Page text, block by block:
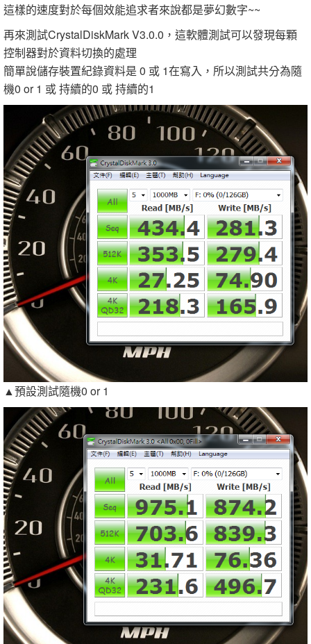
這樣的速度對於每個效能追求者來說都是夢幻數字~~
再來測試CrystalDiskMark V3.0.0，這軟體測試可以發現每顆
控制器對於資料切換的處理
簡單說儲存裝置紀錄資料是 0 或 1在寫入，所以測試共分為隨
機0 or 1 或 持續的0 或 持續的1
▲預設測試隨機0 or 1